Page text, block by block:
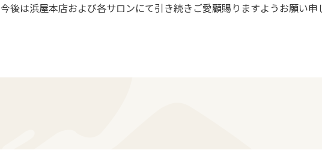
今後は浜屋本店および各サロンにて引き続きご愛顧賜りますようお願い申